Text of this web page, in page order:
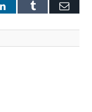
LinkedInTumblr E-